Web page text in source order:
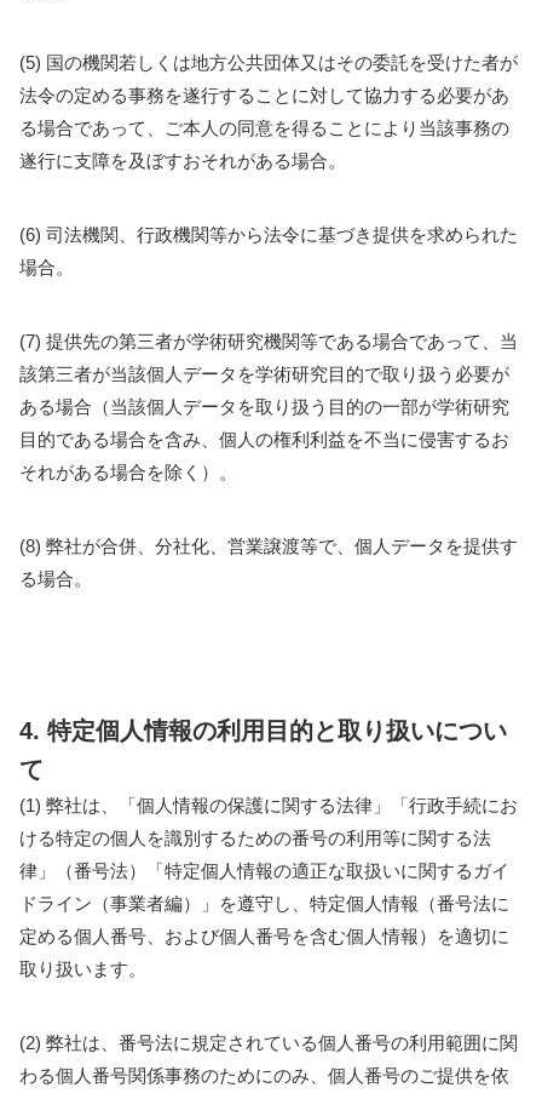
(5) 国の機関若しくは地方公共団体又はその委託を受けた者が
法令の定める事務を遂行することに対して協力する必要があ
る場合であって、ご本人の同意を得ることにより当該事務の
遂行に支障を及ぼすおそれがある場合。
(6) 司法機関、行政機関等から法令に基づき提供を求められた
場合。
(7) 提供先の第三者が学術研究機関等である場合であって、当
該第三者が当該個人データを学術研究目的で取り扱う必要が
ある場合（当該個人データを取り扱う目的の一部が学術研究
目的である場合を含み、個人の権利利益を不当に侵害するお
それがある場合を除く）。
(8) 弊社が合併、分社化、営業譲渡等で、個人データを提供す
る場合。
4. 特定個人情報の利用目的と取り扱いについ
て
(1) 弊社は、「個人情報の保護に関する法律」「行政手続にお
ける特定の個人を識別するための番号の利用等に関する法
律」（番号法）「特定個人情報の適正な取扱いに関するガイ
ドライン（事業者編）」を遵守し、特定個人情報（番号法に
定める個人番号、および個人番号を含む個人情報）を適切に
取り扱います。
(2) 弊社は、番号法に規定されている個人番号の利用範囲に関
わる個人番号関係事務のためにのみ、個人番号のご提供を依